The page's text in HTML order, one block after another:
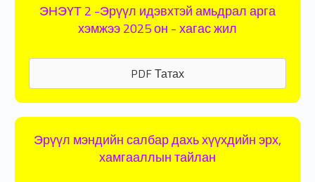
ЭНЭҮТ 2 -Эрүүл идэвхтэй амьдрал арга
хэмжээ 2025 он - хагас жил
PDF Татах
Эрүүл мэндийн салбар дахь хүүхдийн эрх,
хамгааллын тайлан